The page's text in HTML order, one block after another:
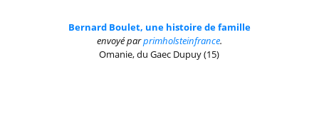
Bernard Boulet, une histoire de famille
envoyé parprimholsteinfrance.
Omanie, du Gaec Dupuy (15)